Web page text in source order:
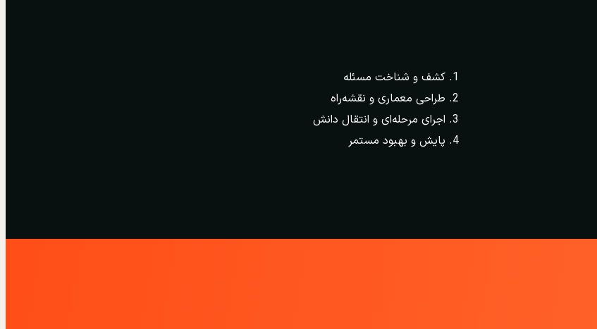
کشف و شناخت مسئله
طراحی معماری و نقشه‌راه
اجرای مرحله‌ای و انتقال دانش
پایش و بهبود مستمر